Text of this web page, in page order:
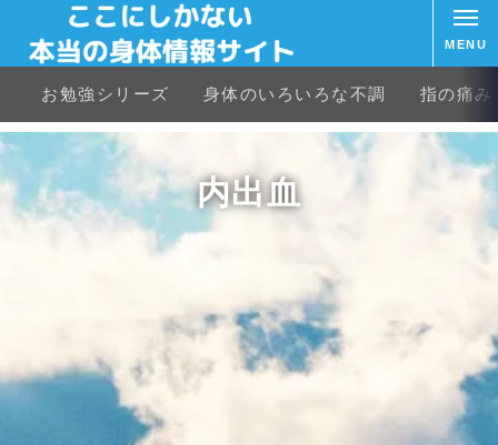
MENU
お勉強シリーズ 身体のいろいろな不調 指の痛み
内出血